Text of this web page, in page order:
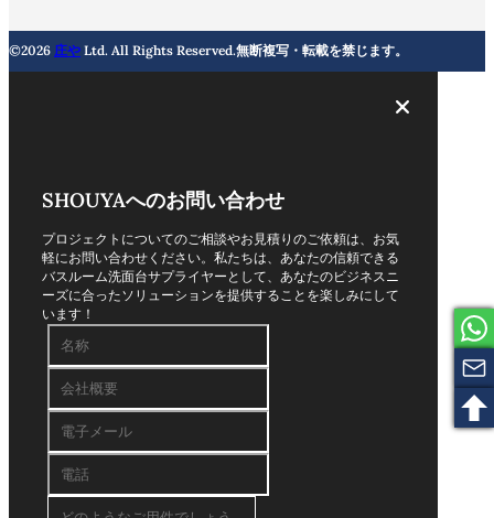
©2026 庄や Ltd. All Rights Reserved.無断複写・転載を禁じます。
SHOUYAへのお問い合わせ
プロジェクトについてのご相談やお見積りのご依頼は、お気
軽にお問い合わせください。私たちは、あなたの信頼できる
バスルーム洗面台サプライヤーとして、あなたのビジネスニ
ーズに合ったソリューションを提供することを楽しみにして
います！